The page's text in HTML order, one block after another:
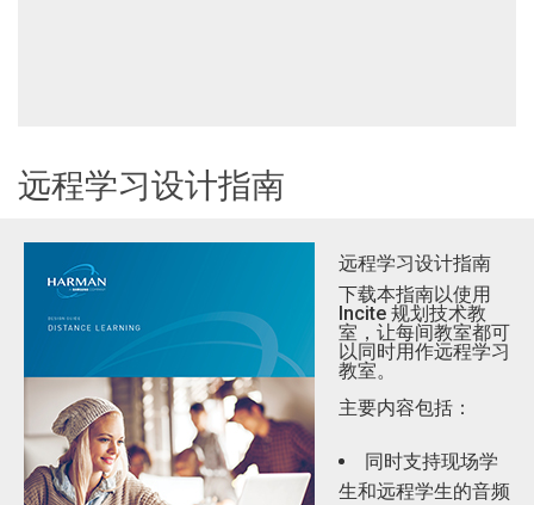
远程学习设计指南
远程学习设计指南
下载本指南以使用
Incite 规划技术教
室，让每间教室都可
以同时用作远程学习
教室。
主要内容包括：
同时支持现场学
生和远程学生的音频